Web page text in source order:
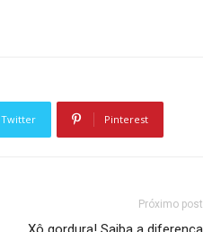
Twitter Pinterest
Próximo post